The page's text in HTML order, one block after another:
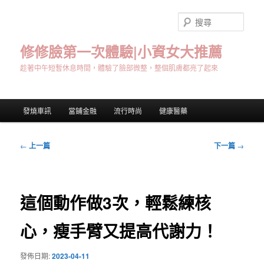
修修臉第一次體驗|小資女大推薦
趁著中午短暫休息時間，體驗了臉部微整，整個肌膚都亮了起來
尋
發燒車訊 當鋪金融 流行時尚 健康醫藥
文
← 上一篇 下一篇 →
這個動作做3次，輕鬆練核
心，瘦手臂又提高代謝力！
發佈日期:2023-04-11